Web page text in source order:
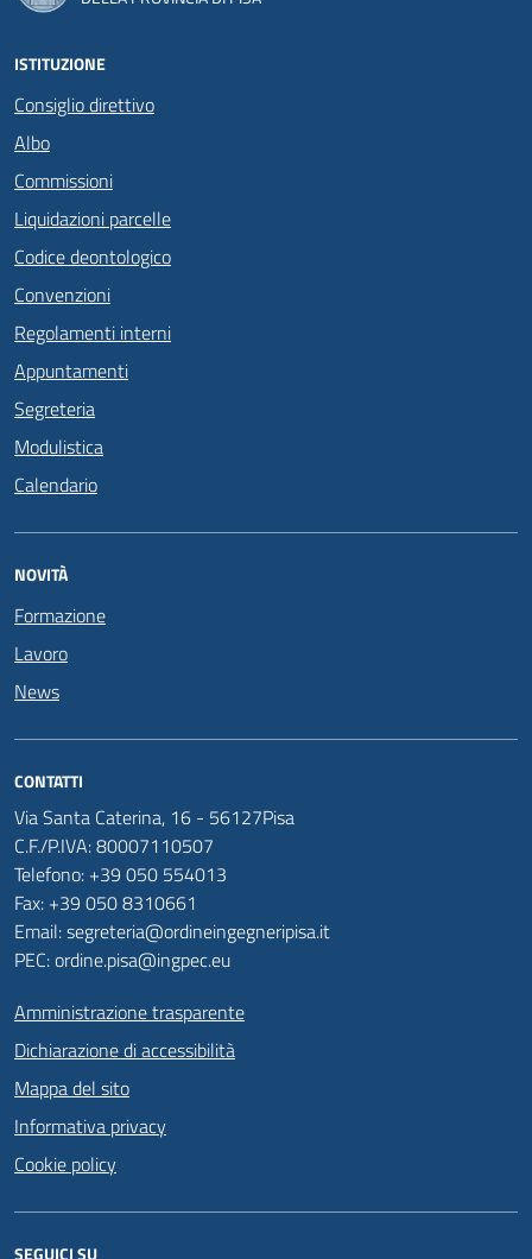
ISTITUZIONE
Consiglio direttivo
Albo
Commissioni
Liquidazioni parcelle
Codice deontologico
Convenzioni
Regolamenti interni
Appuntamenti
Segreteria
Modulistica
Calendario
NOVITÀ
Formazione
Lavoro
News
CONTATTI
Via Santa Caterina, 16 - 56127Pisa
C.F./P.IVA: 80007110507
Telefono: +39 050 554013
Fax: +39 050 8310661
Email: segreteria@ordineingegneripisa.it
PEC: ordine.pisa@ingpec.eu
Amministrazione trasparente
Dichiarazione di accessibilità
Mappa del sito
Informativa privacy
Cookie policy
SEGUICI SU